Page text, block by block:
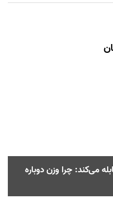
می‌کند: چرا وزن دوباره